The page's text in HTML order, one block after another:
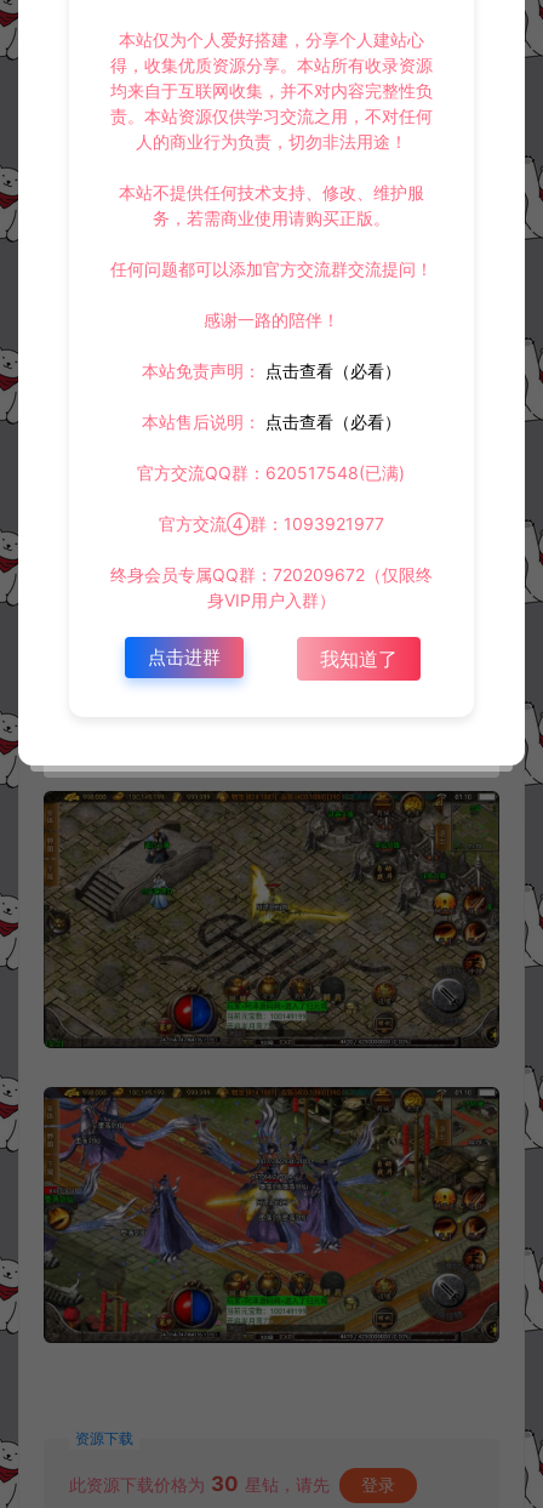
资源下载
此资源下载价格为 30 星钻，请先 登录
本站仅为个人爱好搭建，分享个人建站心
得，收集优质资源分享。本站所有收录资源
均来自于互联网收集，并不对内容完整性负
责。本站资源仅供学习交流之用，不对任何
人的商业行为负责，切勿非法用途！
本站不提供任何技术支持、修改、维护服
务，若需商业使用请购买正版。
任何问题都可以添加官方交流群交流提问！
感谢一路的陪伴！
本站免责声明： 点击查看（必看）
本站售后说明： 点击查看（必看）
官方交流QQ群：620517548(已满)
官方交流④群：1093921977
终身会员专属QQ群：720209672（仅限终
身VIP用户入群）
点击进群 我知道了